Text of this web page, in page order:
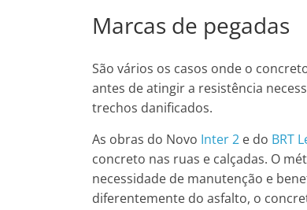
Marcas de pegadas
São vários os casos onde o
antes de atingir a resistência
trechos danificados.
As obras do Novo Inter 2 e do BRT
concreto nas ruas e calçadas. O
necessidade de manutenção e
diferentemente do asfalto, o